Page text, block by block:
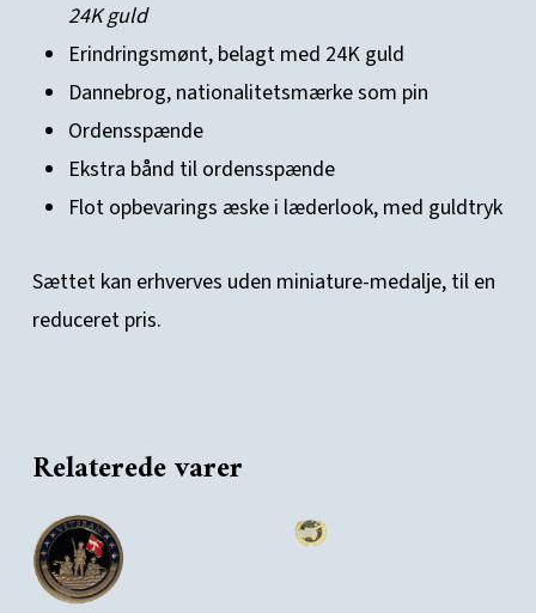
24K guld
Erindringsmønt, belagt med 24K guld
Dannebrog, nationalitetsmærke som pin
Ordensspænde
Ekstra bånd til ordensspænde
Flot opbevarings æske i læderlook, med guldtryk
Sættet kan erhverves uden miniature-medalje, til en
reduceret pris.
Relaterede varer